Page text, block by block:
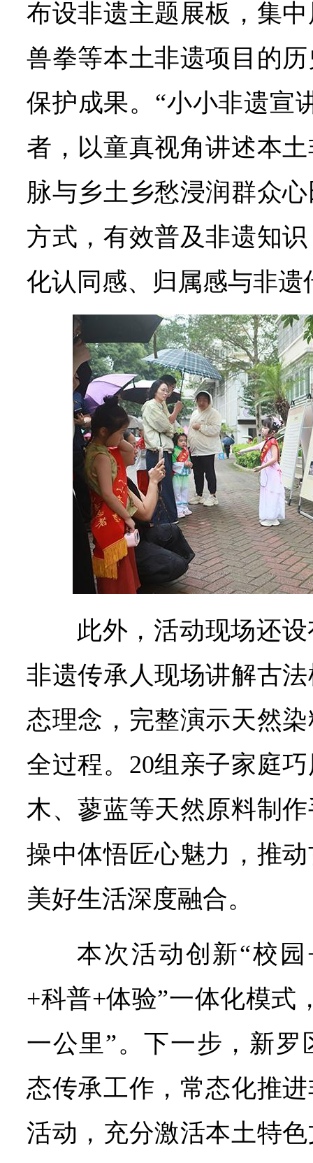
布设非遗主题展板，集
兽拳等本土非遗项目的
保护成果。“小小非遗宣
者，以童真视角讲述本
脉与乡土乡愁浸润群众
方式，有效普及非遗知
化认同感、归属感与非遗
此外，活动现场还
非遗传承人现场讲解古
态理念，完整演示天然
全过程。20组亲子家庭
木、蓼蓝等天然原料制
操中体悟匠心魅力，推
美好生活深度融合。
本次活动创新“校
+科普+体验”一体化模式
一公里”。下一步，新
态传承工作，常态化推
活动，充分激活本土特